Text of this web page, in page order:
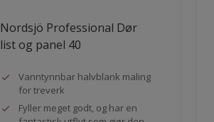
Nordsjö Professional Dør
list og panel 40
Vanntynnbar halvblank maling
for treverk
Fyller meget godt, og har en